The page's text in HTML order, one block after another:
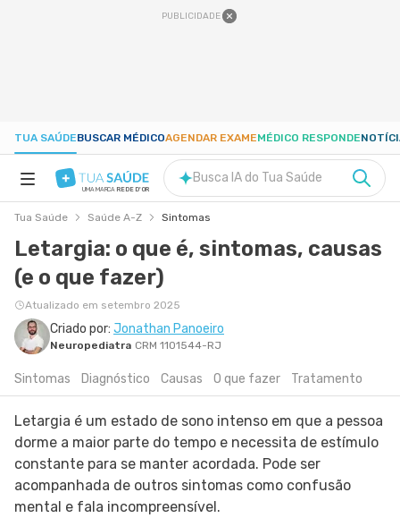
PUBLICIDADE
TUA SAÚDEBUSCAR MÉDICOAGENDAR EXAMEMÉDICO RESPONDE
NUTRIÇÃO
GRAVIDEZ
BEM-ESTAR
UMA MARCA REDE D'OR
Busca IA do Tua Saúde
Tua Saúde Saúde A-Z Sintomas
Letargia: o que é, sintomas, causas
(e o que fazer)
Atualizado em setembro 2025
Criado por: Jonathan Panoeiro
Neuropediatra CRM 1101544-RJ
Sintomas Diagnóstico Causas O que fazer Tratamento
Letargia é um estado de sono intenso em que a pessoa
dorme a maior parte do tempo e necessita de estímulo
constante para se manter acordada. Pode ser
acompanhada de outros sintomas como confusão
mental e fala incompreensível.